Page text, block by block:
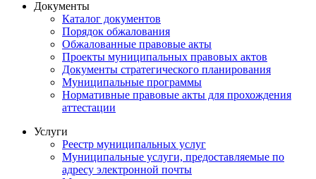
Документы
Каталог документов
Порядок обжалования
Обжалованные правовые акты
Проекты муниципальных правовых актов
Документы стратегического планирования
Муниципальные программы
Нормативные правовые акты для прохождения
аттестации
Услуги
Реестр муниципальных услуг
Муниципальные услуги, предоставляемые по
адресу электронной почты